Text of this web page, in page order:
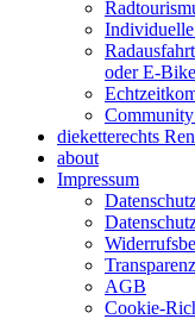
oder E-
dieketterechts
about
Impressum
Transparenz
AGB
Cookie-